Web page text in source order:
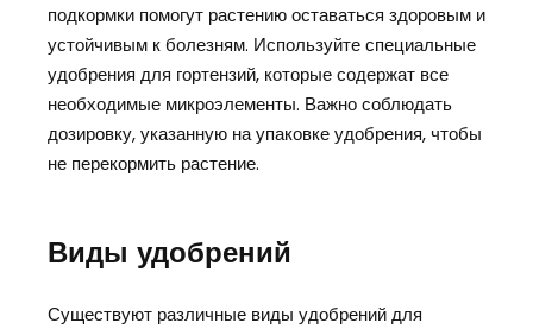
подкормки помогут растению оставаться здоровым и
устойчивым к болезням. Используйте специальные
удобрения для гортензий, которые содержат все
необходимые микроэлементы. Важно соблюдать
дозировку, указанную на упаковке удобрения, чтобы
не перекормить растение.
Виды удобрений
Существуют различные виды удобрений для